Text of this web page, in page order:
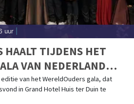
uur
HAALT TIJDENS HET
VAN NEDERLAND
DE STROOM VAN
IN BOLIVIA EN PERU
editie van het WereldOuders gala, dat
in Grand Hotel Huis ter Duin te